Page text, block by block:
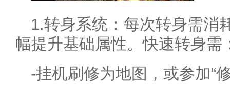
1.转身系统：每次转身需消
幅提升基础属性。快速转身需
-挂机刷修为地图，或参加“